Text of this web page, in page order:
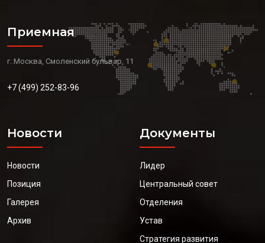
Приемная
г. Москва, Смоленский бульвар, 11
+7 (499) 252-83-96
Новости
Новости
Позиция
Галерея
Архив
Документы
Лидер
Центральный совет
Отделения
Устав
Стратегия развития